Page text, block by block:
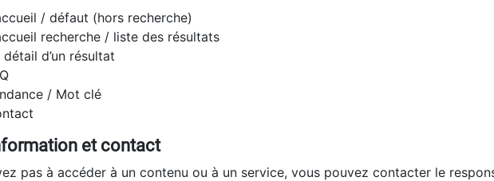
/ défaut (hors recherche)
recherche / liste des résultats
d’un résultat
/ Mot clé
et contact
pas à accéder à un contenu ou à un service, vous pouvez contacter le